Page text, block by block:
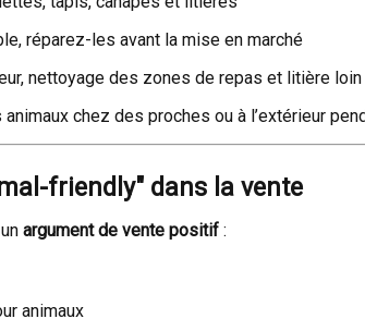
réparez-les avant la mise en marché
nettoyage des zones de repas et litière
animaux chez des proches ou à l’extérieur
friendly" dans la vente
argument de vente positif :
animaux